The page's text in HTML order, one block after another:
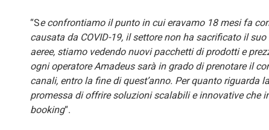
“Se confrontiamo il punto in cui eravamo 18 mesi fa
causata da COVID-19, il settore non ha sacrificato il
aeree, stiamo vedendo nuovi pacchetti di prodotti e
ogni operatore Amadeus sarà in grado di prenotare il
canali, entro la fine di quest’anno. Per quanto
promessa di offrire soluzioni scalabili e innovative che
booking“.